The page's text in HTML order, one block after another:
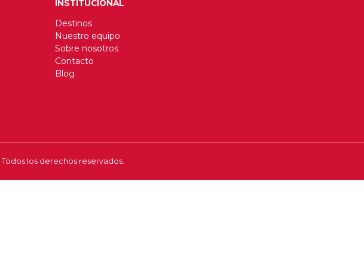
INSTITUCIONAL
Destinos
Nuestro equipo
Sobre nosotros
Contacto
Blog
Todos los derechos reservados.